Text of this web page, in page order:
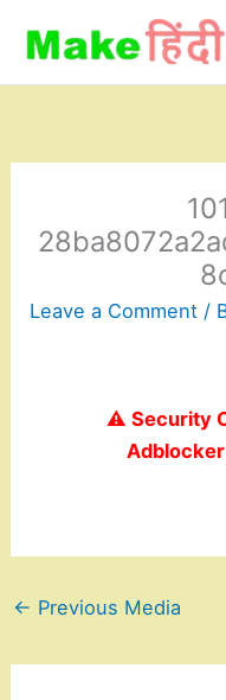
content
Leave a Comment /
⚠️ Security
← Previous Media